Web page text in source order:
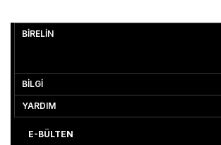
BİRELİN
BİLGİ
YARDIM
E-BÜLTEN